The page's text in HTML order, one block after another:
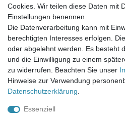
Mein Konto
UNSER LADENGESCHÄFT
Gottlieb-Daimler-Str. 10
33334 Gütersloh
ÖFFNUNGSZEITEN
Montag - Dienstag: 8.00 - 18.00
Donnerstag: 8.00 - 18.00 Uhr,
Cookies. Wir teilen diese Daten mit
Einstellungen benennen.
Die Datenverarbeitung kann mit
berechtigten Interesses erfolgen.
oder abgelehnt werden. Es besteht
und die Einwilligung zu einem
zu widerrufen. Beachten Sie unser
Hinweise zur Verwendung
Daten­schutz­erklärung
Essenziell